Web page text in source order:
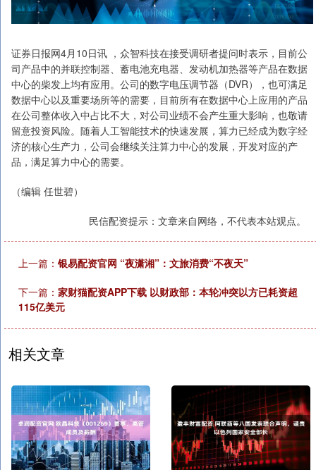
证券日报网4月10日讯 ，众智科技在接受调研者提问时表示，目前公
司产品中的并联控制器、蓄电池充电器、发动机加热器等产品在数据
中心的柴发上均有应用。公司的数字电压调节器（DVR），也可满足
数据中心以及重要场所等的需要，目前所有在数据中心上应用的产品
在公司整体收入中占比不大，对公司业绩不会产生重大影响，也敬请
留意投资风险。随着人工智能技术的快速发展，算力已经成为数字经
济的核心生产力，公司会继续关注算力中心的发展，开发对应的产
品，满足算力中心的需要。
（编辑 任世碧）
民信配资提示：文章来自网络，不代表本站观点。
上一篇： 银易配资官网 “夜潇湘”：文旅消费“不夜天”
下一篇： 家财猫配资APP下载 以财政部：本轮冲突以方已耗资超
115亿美元
相关文章